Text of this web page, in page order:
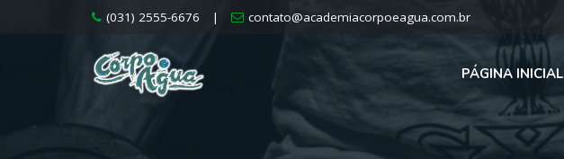
(031) 2555-6676 | contato@academiacorpoeagua.com.br
PÁGINA INICIAL